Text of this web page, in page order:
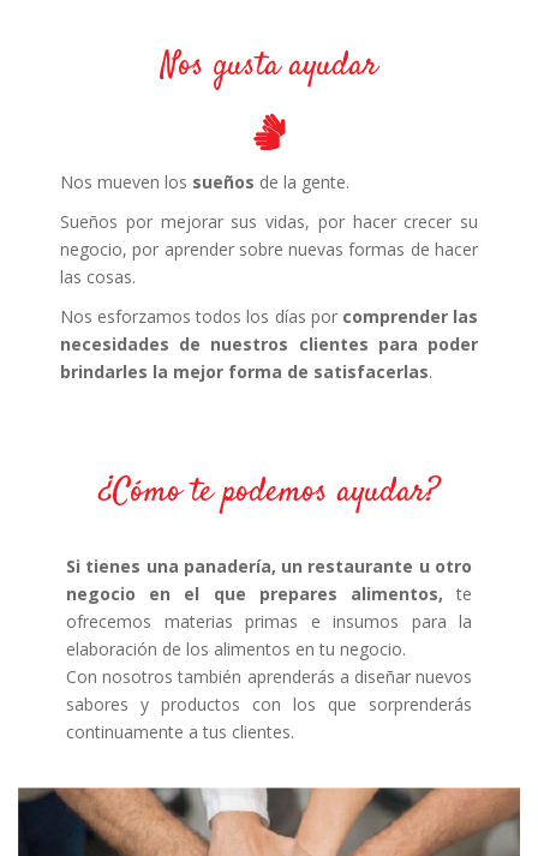
Nos gusta ayudar
Nos mueven los sueños de la gente.
Sueños por mejorar sus vidas, por hacer crecer su
negocio, por aprender sobre nuevas formas de hacer
las cosas.
Nos esforzamos todos los días por comprender las
necesidades de nuestros clientes para poder
brindarles la mejor forma de satisfacerlas.
¿Cómo te podemos ayudar?
Si tienes una panadería, un restaurante u otro
negocio en el que prepares alimentos,te
ofrecemos materias primas e insumos para la
elaboración de los alimentos en tu negocio.
Con nosotros también aprenderás a diseñar nuevos
sabores y productos con los que sorprenderás
continuamente a tus clientes.